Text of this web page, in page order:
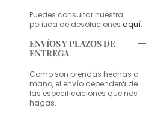
Puedes consultar nuestra
política de devolucionesaquí.
ENVÍOS Y PLAZOS DE
ENTREGA
Como son prendas hechas a
mano, el envío dependerá de
las especificaciones que nos
hagas.